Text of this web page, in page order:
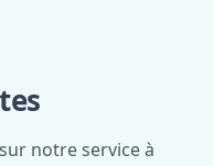
notre service à